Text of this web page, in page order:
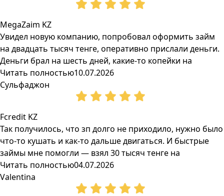
MegaZaim KZ
Увидел новую компанию, попробовал оформить займ
на двадцать тысяч тенге, оперативно прислали деньги.
Деньги брал на шесть дней, какие-то копейки на
Читать полностью10.07.2026
Сульфаджон
Fcredit KZ
Так получилось, что зп долго не приходило, нужно было
что-то кушать и как-то дальше двигаться. И быстрые
займы мне помогли — взял 30 тысяч тенге на
Читать полностью04.07.2026
Valentina